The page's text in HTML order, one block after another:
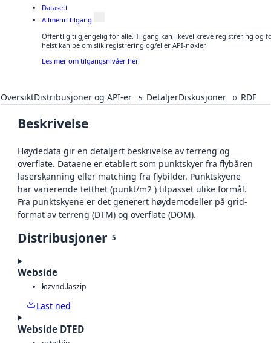
Datasett
Allmenn tilgang
Offentlig tilgjengelig for alle. Tilgang kan likevel kreve registrering og
helst kan be om slik registrering og/eller API-nøkler.
Les mer om tilgangsnivåer her
OversiktDistribusjoner og API-er 5 DetaljerDiskusjoner 0 RDF
Beskrivelse
Høydedata gir en detaljert beskrivelse av terreng og
overflate. Dataene er etablert som punktskyer fra flybåren
laserskanning eller matching fra flybilder. Punktskyene
har varierende tetthet (punkt/m2 ) tilpasset ulike formål.
Fra punktskyene er det generert høydemodeller på grid-
format av terreng (DTM) og overflate (DOM).
Distribusjoner 5
Webside
lazvnd.laszip
Last ned
Webside DTED